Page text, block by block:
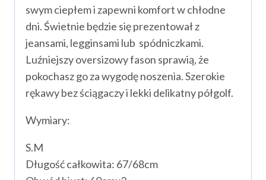
swym ciepłem i zapewni komfort w chłodne
dni. Świetnie będzie się prezentował z
jeansami, legginsami lub spódniczkami.
Luźniejszy oversizowy fason sprawią, że
pokochasz go za wygodę noszenia. Szerokie
rękawy bez ściągaczy i lekki delikatny półgolf.
Wymiary:
S.M
Długość całkowita: 67/68cm